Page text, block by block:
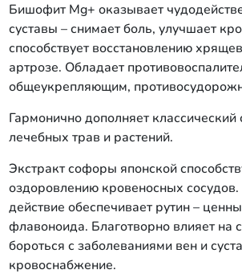
Бишофит Mg+ оказывает
суставы – снимает боль, улучшает
способствует восстановлению
артрозе. Обладает
общеукрепляющим,
Гармонично дополняет классический
лечебных трав и растений.
Экстракт софоры японской
оздоровлению кровеносных
действие обеспечивает рутин –
флавоноида. Благотворно влияет на
бороться с заболеваниями вен и
кровоснабжение.